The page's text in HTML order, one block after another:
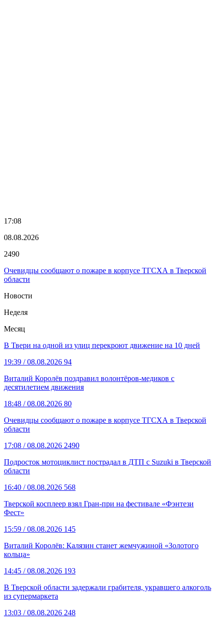
17:08
08.08.2026
2490
Очевидцы сообщают о пожаре в корпусе ТГСХА в Тверской
области
Новости
Неделя
Месяц
В Твери на одной из улиц перекроют движение на 10 дней
19:39 / 08.08.2026 94
Виталий Королёв поздравил волонтёров-медиков с
десятилетием движения
18:48 / 08.08.2026 80
Очевидцы сообщают о пожаре в корпусе ТГСХА в Тверской
области
17:08 / 08.08.2026 2490
Подросток мотоциклист пострадал в ДТП с Suzuki в Тверской
области
16:40 / 08.08.2026 568
Тверской косплеер взял Гран-при на фестивале «Фэнтези
Фест»
15:59 / 08.08.2026 145
Виталий Королёв: Калязин станет жемчужиной «Золотого
кольца»
14:45 / 08.08.2026 193
В Тверской области задержали грабителя, укравшего алкоголь
из супермаркета
13:03 / 08.08.2026 248